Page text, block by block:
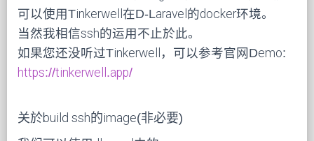
可以使用Tinkerwell在D-Laravel的docker环境。
当然我相信ssh的运用不止於此。
如果您还没听过Tinkerwell，可以参考官网Demo:
https://tinkerwell.app/
关於build ssh的image(非必要)